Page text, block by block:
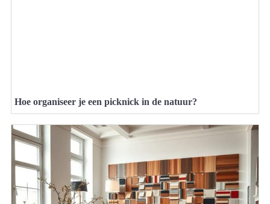
Hoe organiseer je een picknick in de natuur?